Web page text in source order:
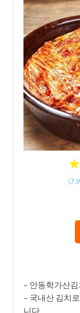
★
★
(
– 안동학가산
– 국내산 김치
니다